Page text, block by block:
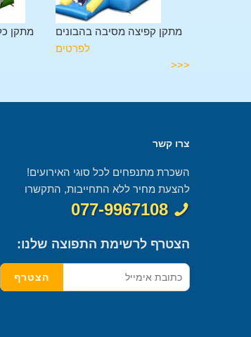
מתקן
מתקן קפיצה מסיבה בהבונים
לפרטים
<<<
צרו קשר
השכרת מתנפחים לכל סוגי האירועים!
להצעת מחיר ללא התחייבות, התקשרו
077-9967108
הצטרף לרשימת התפוצה שלנו: